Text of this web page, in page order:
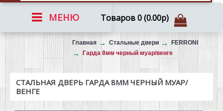
Товаров 0 (0.00р)
МЕНЮ
Вызов на замер Главная Стальные двери
FERRONI
Гарда 8мм черный муар/венге
СТАЛЬНАЯ ДВЕРЬ ГАРДА 8ММ ЧЕРНЫЙ МУАР/
ВЕНГЕ